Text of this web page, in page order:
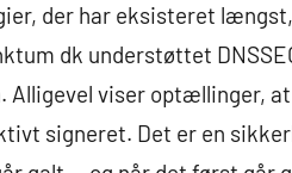
der har eksisteret
dk understøttet
viser optællinger,
signeret. Det er en